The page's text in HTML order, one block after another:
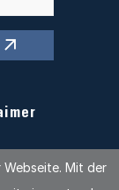
Mit der